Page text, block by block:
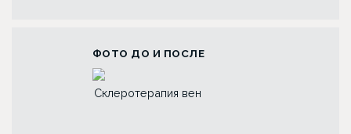
ФОТО ДО И ПОСЛЕ
Склеротерапия вен